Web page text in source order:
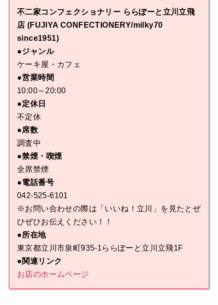
不二家コンフェクショナリー ららぽーと立川立飛
店 (FUJIYA CONFECTIONERY/milky70
since1951)
●ジャンル
ケーキ屋・カフェ
●営業時間
10:00～20:00
●定休日
不定休
●席数
調査中
●禁煙・喫煙
全席禁煙
●電話番号
042-525-6101
※お問い合わせの際は「いいね！立川」を見たとぜ
ひぜひお伝えください！！
●所在地
東京都立川市泉町935-1ららぽーと立川立飛1F
●関連リンク
お店のホームページ